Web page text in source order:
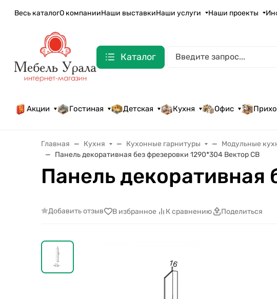
Весь каталогО компанииНаши выставкиНаши услуги Наши проекты
Каталог
Акции Гостиная Детская Кухня Офис
Главная Кухня Кухонные гарнитуры Модульные
Панель декоративная без фрезеровки 1290*304 Вектор СВ
Панель декоративная
Добавить отзыв В избранное К сравнению Поделиться